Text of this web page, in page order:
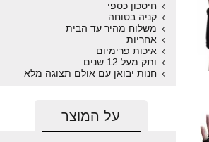
חיסכון כספי
קניה בטוחה
משלוח מהיר עד הבית
אחריות
איכות פרימיום
ותק מעל 12 שנים
חנות יבואן עם אולם תצוגה מלא
על המוצר